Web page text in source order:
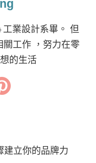
業設計系畢。 但
工作 ，努力在零
的生活
建立你的品牌力